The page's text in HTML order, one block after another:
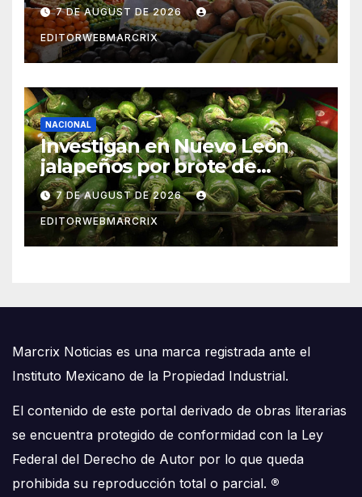
7 DE AUGUST DE 2026
EDITORWEBMARCRIX
NACIONAL
Investigan en Nuevo León
jalapeños por brote de
salmonela en Estados Unidos
7 DE AUGUST DE 2026
EDITORWEBMARCRIX
Marcrix Noticias es una marca registrada ante el
Instituto Mexicano de la Propiedad Industrial.
El contenido de este portal derivado de obras literarias
se encuentra protegido de conformidad con la Ley
Federal del Derecho de Autor por lo que queda
prohibida su reproducción total o parcial. ®